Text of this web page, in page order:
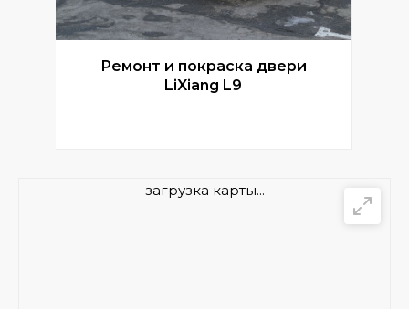
Ремонт и покраска двери
LiXiang L9
загрузка карты...